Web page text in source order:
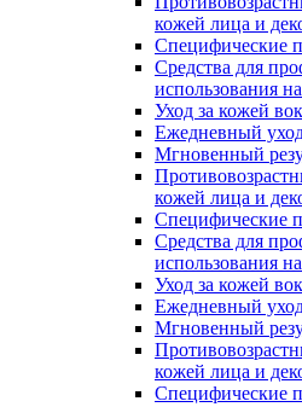
кожей лица и
Специфические
Средства для
использования
Уход за кожей
Ежедневный
Мгновенный
кожей лица и
Специфические
Средства для
использования
Уход за кожей
Ежедневный
Мгновенный
кожей лица и
Специфические